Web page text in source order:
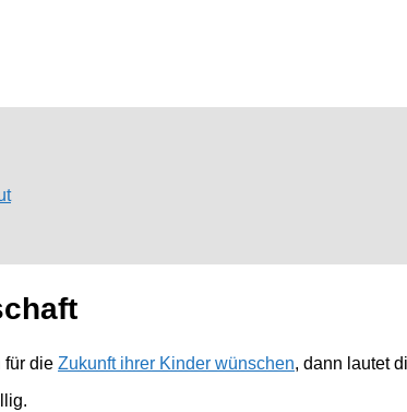
für die Zukunft ihrer Kinder wünschen, dann lautet